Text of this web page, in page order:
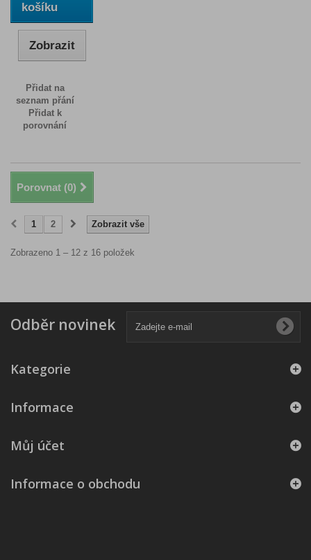
košíku
Zobrazit
Přidat na
seznam přání
Přidat k
porovnání
Porovnat (0)
Zobrazit vše
1 2
Zobrazeno 1 – 12 z 16 položek
Odběr novinek
Kategorie
Informace
Můj účet
Informace o obchodu